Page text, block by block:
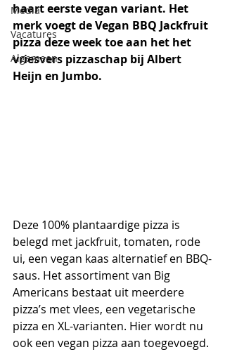
Media
Vacatures
Algemeen
haart eerste vegan variant. Het
merk voegt de Vegan BBQ Jackfruit
pizza deze week toe aan het het
vriesvers pizzaschap bij Albert
Heijn en Jumbo.
Deze 100% plantaardige pizza is
belegd met jackfruit, tomaten, rode
ui, een vegan kaas alternatief en BBQ-
saus. Het assortiment van Big
Americans bestaat uit meerdere
pizza’s met vlees, een vegetarische
pizza en XL-varianten. Hier wordt nu
ook een vegan pizza aan toegevoegd.